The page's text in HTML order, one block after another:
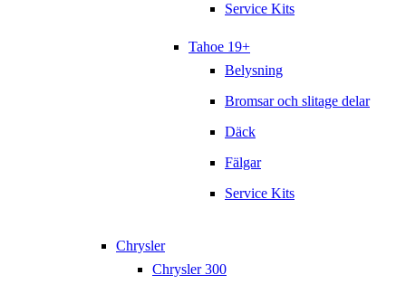
Service Kits
Tahoe 19+
Belysning
Bromsar och slitage delar
Däck
Fälgar
Service Kits
Chrysler
Chrysler 300